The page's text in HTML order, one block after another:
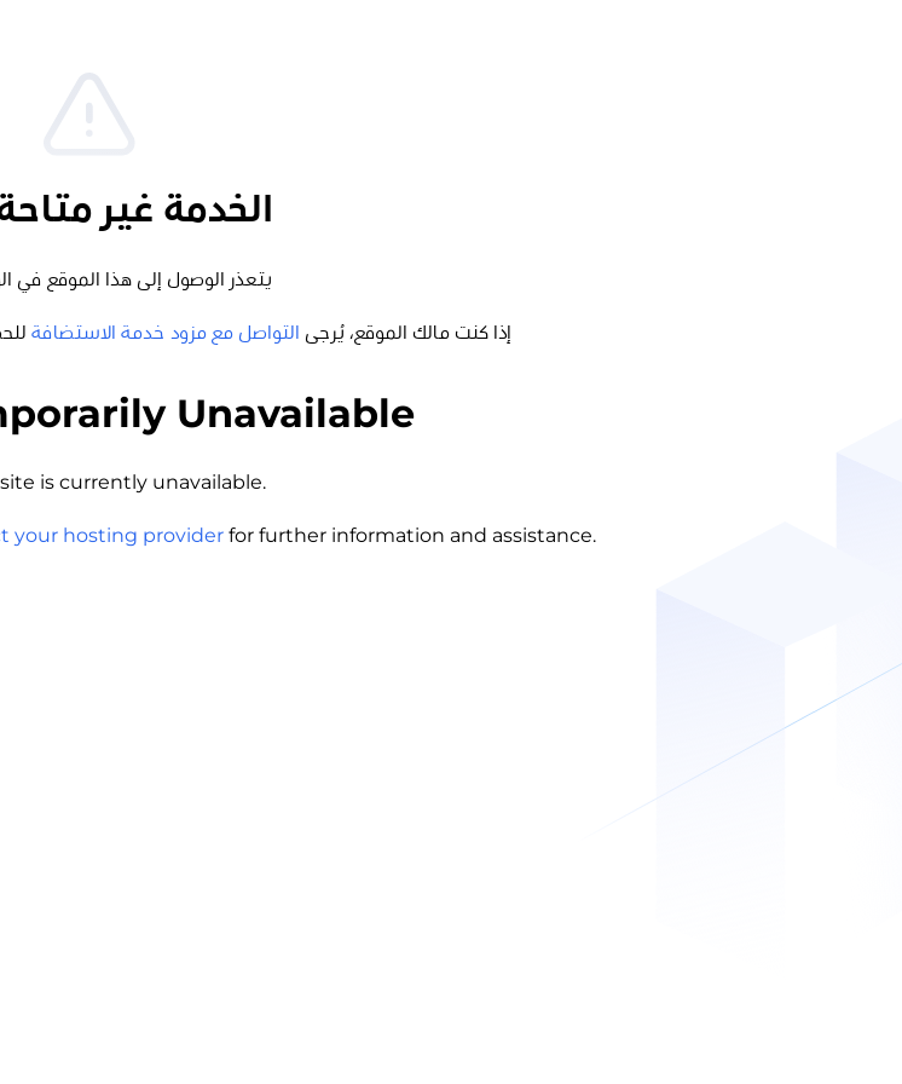
الخدمة غير
يتعذر الوصول إلى هذا الموقع في
إذا كنت مالك الموقع، يُرجى التواصل مع مزود خدمة الاستضافة
Unavailable
is currently unavailable.
your hosting provider for further information and assistance.